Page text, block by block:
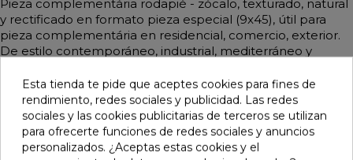
Pieza complementária rodapié - zócalo, texturado, natural
y rectificado en formato pieza especial (9x45), útil para
pieza complementária en residencial, comercio, exterior.
De estilo contemporáneo, industrial, mediterráneo y
Pensamos que te puede interesar
Esta tienda te pide que aceptes cookies para fines de
rendimiento, redes sociales y publicidad. Las redes
sociales y las cookies publicitarias de terceros se utilizan
para ofrecerte funciones de redes sociales y anuncios
personalizados. ¿Aceptas estas cookies y el